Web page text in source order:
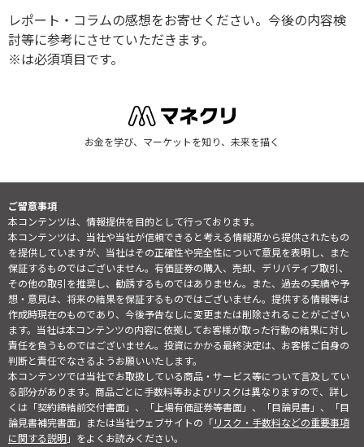
レポート・コラムの感想をお寄せください。今後の内容検
討等に参考にさせていただきます。
※は必須項目です。
お金を学び、マーケットを知り、未来を描く
ご留意事項
本コンテンツは、情報提供を目的として行っております。
本コンテンツは、当社や当社が信頼できると考える情報源から提供されたもの
を提供していますが、当社はその正確性や完全性について意見を表明し、また
保証するものではございません。有価証券の購入、売却、デリバティブ取引、
その他の取引を推奨し、勧誘するものではありません。また、過去の実績や予
想・意見は、将来の結果を保証するものではございません。提供する情報等は
作成時現在のものであり、今後予告なしに変更または削除されることがござい
ます。当社は本コンテンツの内容に依拠してお客様が取った行動の結果に対し
責任を負うものではございません。投資にかかる最終決定は、お客様ご自身の
判断と責任でなさるようお願いいたします。
本コンテンツでは当社でお取扱している商品・サービス等について言及してい
る部分があります。商品ごとに手数料等およびリスクは異なりますので、詳し
くは「契約締結前交付書面」、「上場有価証券等書面」、「目論見書」、「目
論見書補完書面」または当社ウェブサイトの「リスク・手数料などの重要事項
に関する説明」をよくお読みください。